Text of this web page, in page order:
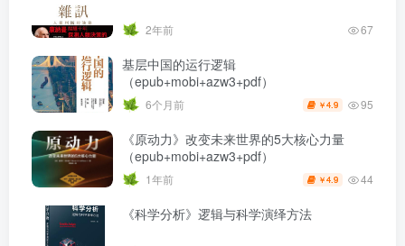
2年前 67
基层中国的运行逻辑
（epub+mobi+azw3+pdf）
6个月前 ￥4.9 95
《原动力》改变未来世界的5大核心力量
（epub+mobi+azw3+pdf）
1年前 ￥4.9 44
《科学分析》逻辑与科学演绎方法